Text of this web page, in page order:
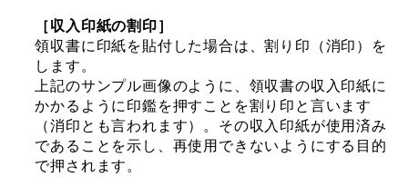
［収入印紙の割印］
領収書に印紙を貼付した場合は、割り印（消印）を
します。
上記のサンプル画像のように、領収書の収入印紙に
かかるように印鑑を押すことを割り印と言います
（消印とも言われます）。その収入印紙が使用済み
であることを示し、再使用できないようにする目的
で押されます。